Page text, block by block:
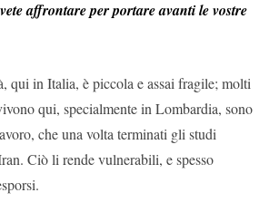
affrontare per portare avanti le vostre
qui in Italia, è piccola e assai fragile; molti
qui, specialmente in Lombardia, sono
che una volta terminati gli studi
Ciò li rende vulnerabili, e spesso